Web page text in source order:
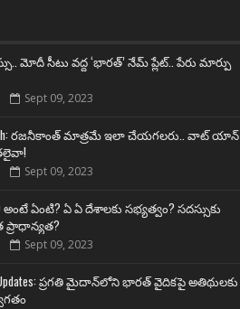
మోదీ సీటు వద్ద ‘భారత్’ నేమ్ ప్లేట్‌.. పేరు మార్పు
Sept 09, 2023
రజనీకాంత్ మాత్రమే ఇలా చేయగలరు.. వాట్ యాన్
Sept 09, 2023
అంటే ఏంటి? ఏ ఏ దేశాలకు సభ్యత్వం? సదస్సుకు
ప్రాధాన్యత?
Sept 09, 2023
Updates: ప్రగతి మైదాన్‌లోని భారత్ వైదికపై అతిథులకు